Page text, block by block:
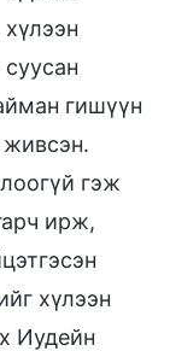
гишүүн
живсэн.
гэж
ирж,
хүлээн
Иудейн